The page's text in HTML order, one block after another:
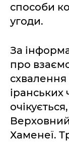
способи
угоди.
За
про
іранських
Хаменеї.